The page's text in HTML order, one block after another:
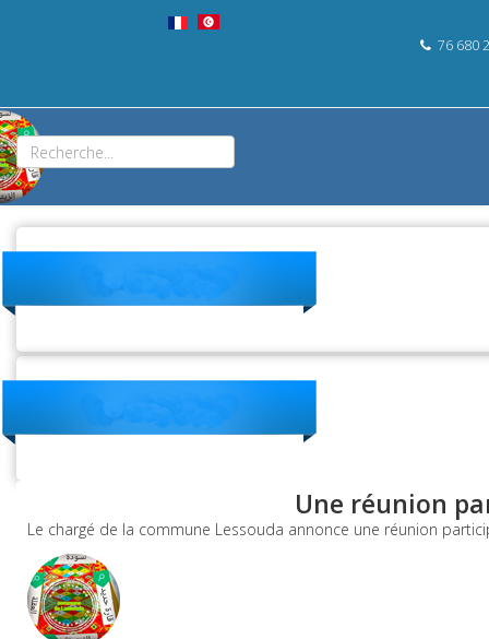
76 680
Une réunion
Le chargé de la commune Lessouda annonce une réunion